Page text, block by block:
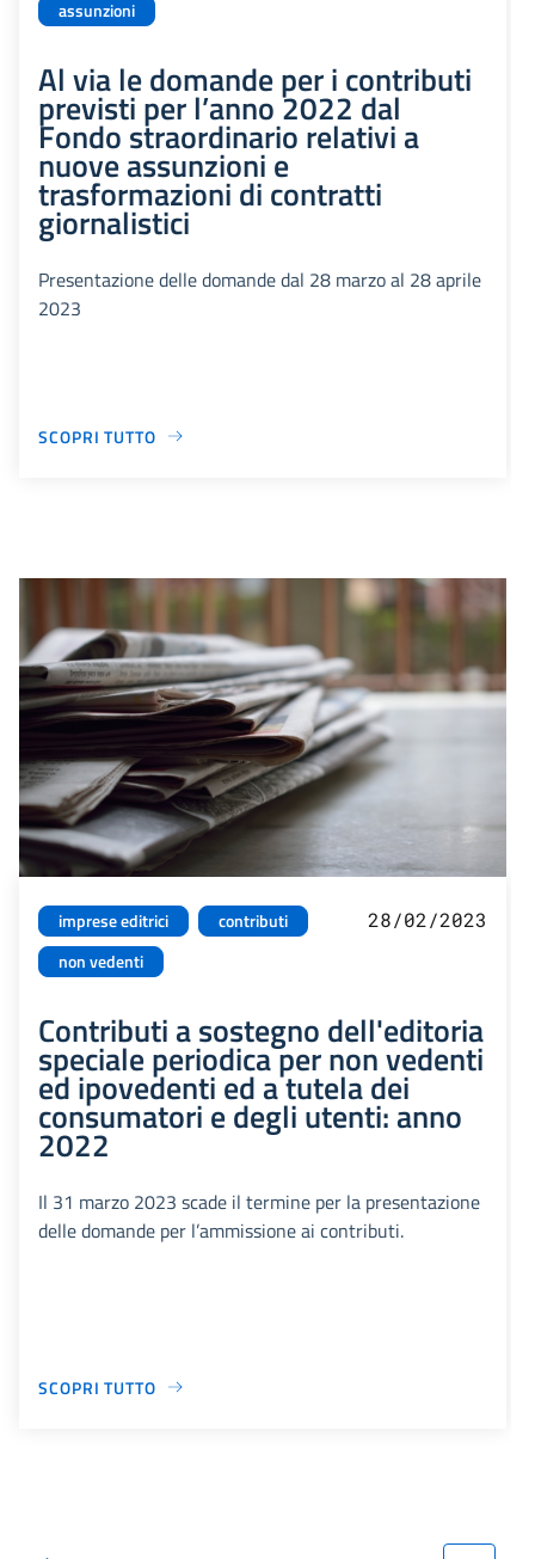
assunzioni
Al via le domande per i contributi
previsti per l’anno 2022 dal
Fondo straordinario relativi a
nuove assunzioni e
trasformazioni di contratti
giornalistici
Presentazione delle domande dal 28 marzo al 28 aprile
2023
SCOPRI TUTTO
imprese editrici
contributi
non vedenti
28/02/2023
Contributi a sostegno dell'editoria
speciale periodica per non vedenti
ed ipovedenti ed a tutela dei
consumatori e degli utenti: anno
2022
Il 31 marzo 2023 scade il termine per la presentazione
delle domande per l’ammissione ai contributi.
SCOPRI TUTTO